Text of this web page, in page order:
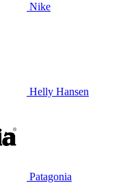
Nike
Helly Hansen
Patagonia